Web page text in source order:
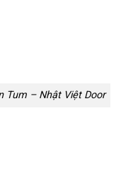
Tum – Nhật Việt Door